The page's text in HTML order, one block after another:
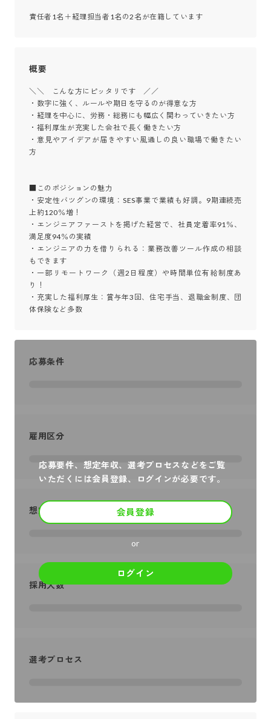
責任者1名＋経理担当者1名の2名が在籍しています
概要
＼＼　こんな方にピッタリです　／／
・数字に強く、ルールや期日を守るのが得意な方
・経理を中心に、労務・総務にも幅広く関わっていきたい方
・福利厚生が充実した会社で長く働きたい方
・意見やアイデアが届きやすい風通しの良い職場で働きたい
方
■このポジションの魅力
・安定性バツグンの環境：SES事業で業績も好調。9期連続売
上約120％増！
・エンジニアファーストを掲げた経営で、社員定着率91％、
満足度94％の実績
・エンジニアの力を借りられる：業務改善ツール作成の相談
もできます
・一部リモートワーク（週2日程度）や時間単位有給制度あ
り！
・充実した福利厚生：賞与年3回、住宅手当、退職金制度、団
体保険など多数
応募要件、想定年収、選考プロセスなどをご覧
いただくには会員登録、ログインが必要です。
会員登録
or
ログイン
応募条件
雇用区分
想定年収
採用人数
選考プロセス